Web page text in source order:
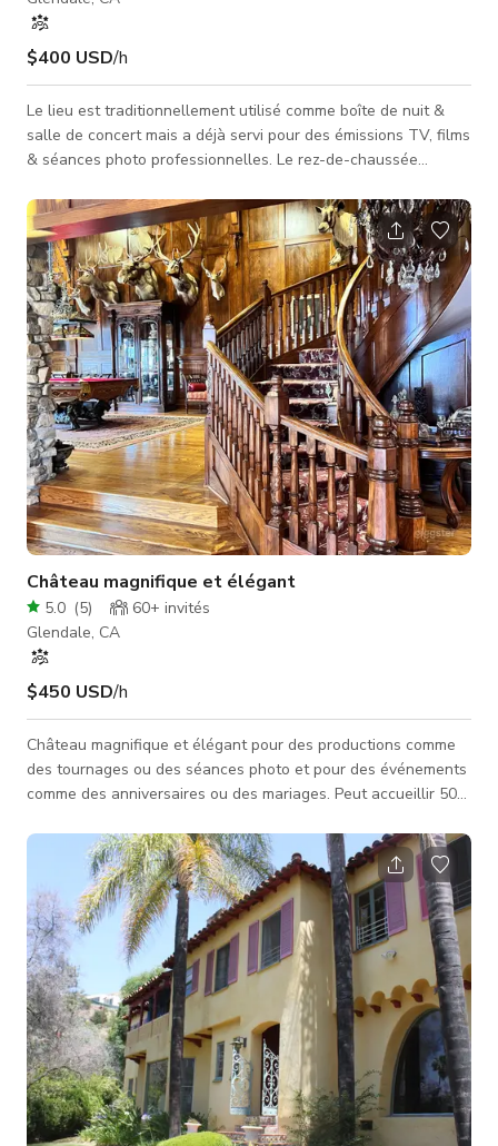
$400 USD/h
Le lieu est traditionnellement utilisé comme boîte de nuit &
salle de concert mais a déjà servi pour des émissions TV, films
& séances photo professionnelles. Le rez-de-chaussée
mixer les couleurs dynamiquement ÉTAGE SUPÉRIEUR - 2
bars complets - Scène de performance modulaire avec
éclairage professionnel - Grande piste de danse - Machine à
fumée disponible - Plafond de 18 pieds de haut - 3 grands
murs vidéo LED REZ-D
Château magnifique et élégant
5.0 (5) 60+ invités
Glendale, CA
$450 USD/h
Château magnifique et élégant pour des productions comme
des tournages ou des séances photo et pour des événements
comme des anniversaires ou des mariages. Peut accueillir 50
besoin à l'avance afin que nous puissions le préparer pour
accueillir votre prochaine production ou événement !